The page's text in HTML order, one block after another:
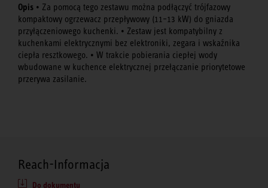
Opis • Za pomocą tego zestawu można podłączyć trójfazowy
kompaktowy ogrzewacz przepływowy (11–13 kW) do gniazda
przyłączeniowego kuchenki. • Zestaw jest kompatybilny z
kuchenkami elektrycznymi bez elektroniki, zegara i wskaźnika
ciepła resztkowego. • W trakcie pobierania ciepłej wody
wbudowane w kuchence elektrycznej przełączanie priorytetowe
przerywa zasilanie.
Reach-Informacja
Do dokumentu